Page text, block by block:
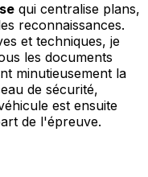
qui centralise plans,
reconnaissances.
et techniques, je
les documents
minutieusement la
de sécurité,
est ensuite
de l'épreuve.